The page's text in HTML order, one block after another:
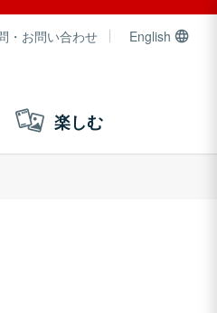
・お問い合わせ English
楽しむ